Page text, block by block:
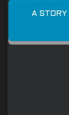
A